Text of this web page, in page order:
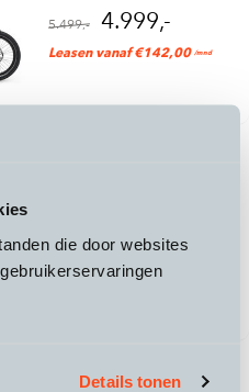
die door websites
Details tonen
5.499,- 4.999,-
Leasen vanaf €142,00 /mnd
6.599,-
Leasen vanaf €174,00